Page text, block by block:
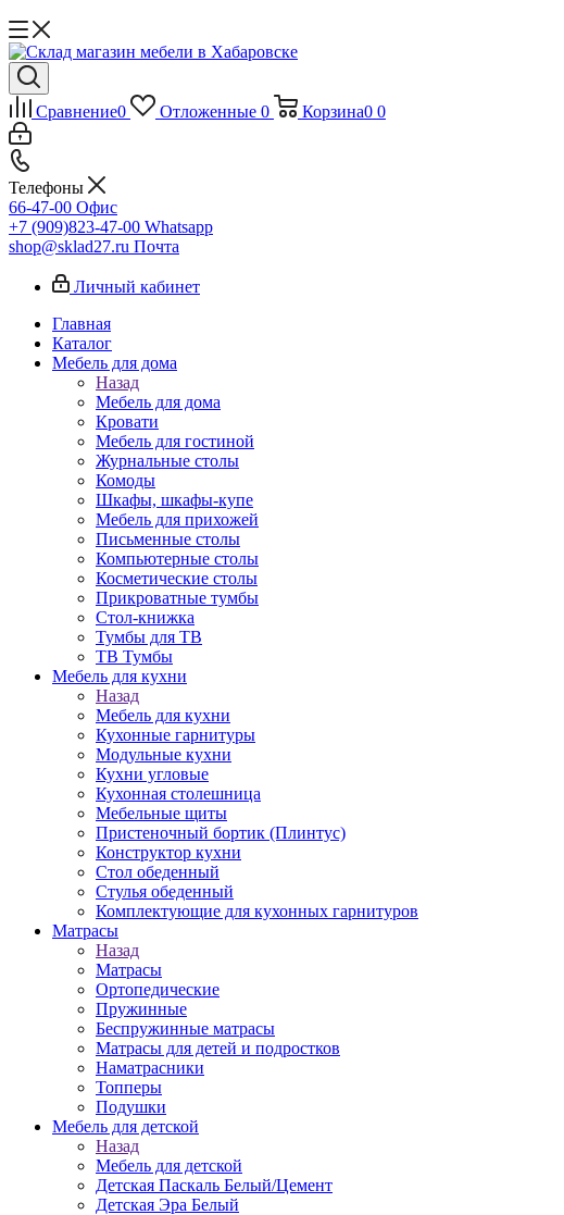
Сравнение0 Отложенные 0 Корзина0 0
Телефоны
66-47-00 Офис
+7 (909)823-47-00 Whatsapp
shop@sklad27.ru Почта
Личный кабинет
Главная
Каталог
Мебель для дома
Назад
Мебель для дома
Кровати
Мебель для гостиной
Журнальные столы
Комоды
Шкафы, шкафы-купе
Мебель для прихожей
Письменные столы
Компьютерные столы
Косметические столы
Прикроватные тумбы
Стол-книжка
Тумбы для ТВ
ТВ Тумбы
Мебель для кухни
Назад
Мебель для кухни
Кухонные гарнитуры
Модульные кухни
Кухни угловые
Кухонная столешница
Мебельные щиты
Пристеночный бортик (Плинтус)
Конструктор кухни
Стол обеденный
Стулья обеденный
Комплектующие для кухонных гарнитуров
Матраcы
Назад
Матраcы
Ортопедические
Пружинные
Беспружинные матрасы
Матрасы для детей и подростков
Наматрасники
Топперы
Подушки
Мебель для детской
Назад
Мебель для детской
Детская Паскаль Белый/Цемент
Детская Эра Белый